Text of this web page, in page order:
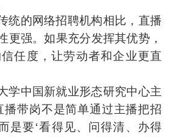
统的网络招聘机构相比，直播
更强。如果充分发挥其优势，
任度，让劳动者和企业更直
学中国新就业形态研究中心主
播带岗不是简单通过主播把招
是要‘看得见、问得清、办得